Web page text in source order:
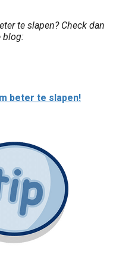
te slapen? Check dan
blog:
beter te slapen!